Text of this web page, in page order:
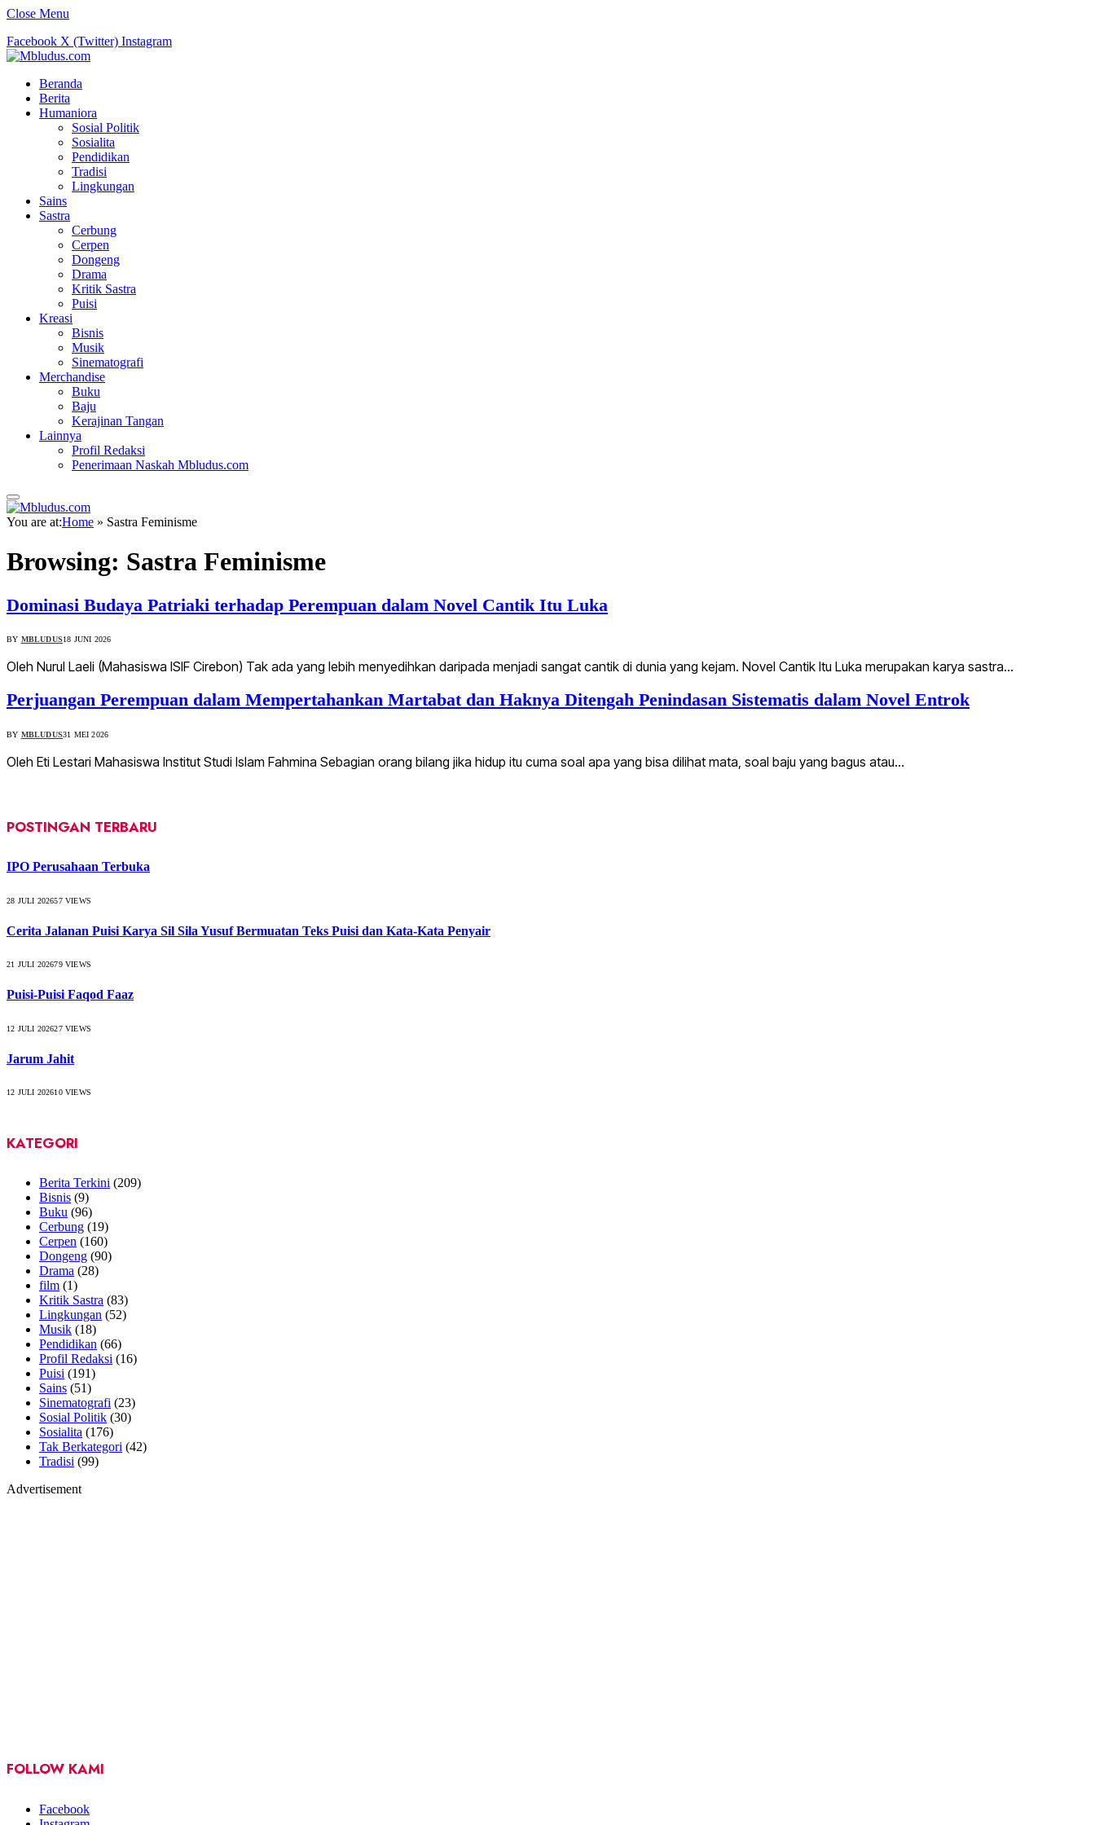
Close Menu
Facebook X (Twitter) Instagram
Beranda
Berita
Humaniora
Sosial Politik
Sosialita
Pendidikan
Tradisi
Lingkungan
Sains
Sastra
Cerbung
Cerpen
Dongeng
Drama
Kritik Sastra
Puisi
Kreasi
Bisnis
Musik
Sinematografi
Merchandise
Buku
Baju
Kerajinan Tangan
Lainnya
Profil Redaksi
Penerimaan Naskah Mbludus.com
You are at:Home » Sastra Feminisme
Browsing: Sastra Feminisme
Dominasi Budaya Patriaki terhadap Perempuan dalam Novel Cantik Itu Luka
BY MBLUDUS18 JUNI 2026
Oleh Nurul Laeli (Mahasiswa ISIF Cirebon) Tak ada yang lebih menyedihkan daripada menjadi sangat cantik di dunia yang kejam. Novel Cantik Itu Luka merupakan karya sastra…
Perjuangan Perempuan dalam Mempertahankan Martabat dan Haknya Ditengah Penindasan Sistematis dalam Novel Entrok
BY MBLUDUS31 MEI 2026
Oleh Eti Lestari Mahasiswa Institut Studi Islam Fahmina Sebagian orang bilang jika hidup itu cuma soal apa yang bisa dilihat mata, soal baju yang bagus atau…
POSTINGAN TERBARU
IPO Perusahaan Terbuka
28 JULI 202657VIEWS
Cerita Jalanan Puisi Karya Sil Sila Yusuf Bermuatan Teks Puisi dan Kata-Kata Penyair
21 JULI 202679VIEWS
Puisi-Puisi Faqod Faaz
12 JULI 202627VIEWS
Jarum Jahit
12 JULI 202610VIEWS
KATEGORI
Berita Terkini (209)
Bisnis (9)
Buku (96)
Cerbung (19)
Cerpen (160)
Dongeng (90)
Drama (28)
film (1)
Kritik Sastra (83)
Lingkungan (52)
Musik (18)
Pendidikan (66)
Profil Redaksi (16)
Puisi (191)
Sains (51)
Sinematografi (23)
Sosial Politik (30)
Sosialita (176)
Tak Berkategori (42)
Tradisi (99)
Advertisement
FOLLOW KAMI
Facebook